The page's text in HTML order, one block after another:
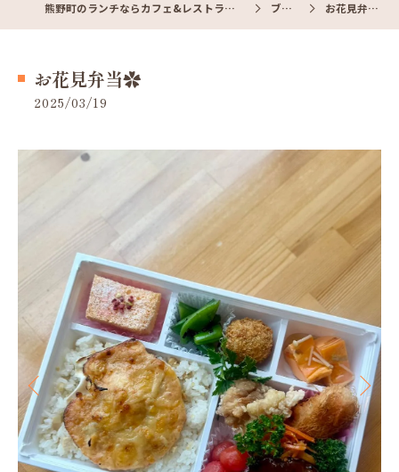
熊野町のランチならカフェ&レストラン Cafe照 ブログ お花見弁当✿
お花見弁当✿
2025/03/19